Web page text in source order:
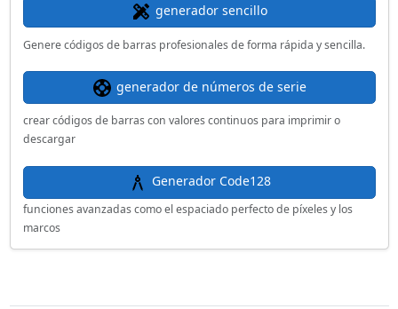
generador sencillo
Genere códigos de barras profesionales de forma rápida y sencilla.
generador de números de serie
crear códigos de barras con valores continuos para imprimir o
descargar
Generador Code128
funciones avanzadas como el espaciado perfecto de píxeles y los
marcos